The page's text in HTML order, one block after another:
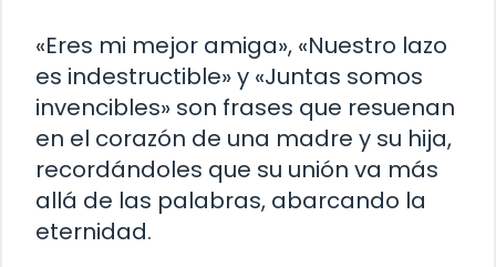
«Eres mi mejor amiga», «Nuestro lazo
es indestructible» y «Juntas somos
invencibles» son frases que resuenan
en el corazón de una madre y su hija,
recordándoles que su unión va más
allá de las palabras, abarcando la
eternidad.